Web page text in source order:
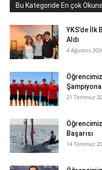
Bu Kategoride En çok
YKS’de
Aldı
4 Ağustos
21 Temmuz
Başarısı
14 Temmuz